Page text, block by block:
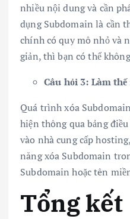
nhiều nội dung và cần
dụng Subdomain là cần
chính có quy mô nhỏ và
giản, thì bạn có thể
Câu hỏi 3: Làm
Quá trình xóa
hiện thông qua bảng
vào nhà cung cấp
năng xóa Subdomain
Subdomain hoặc tên
Tổng kết